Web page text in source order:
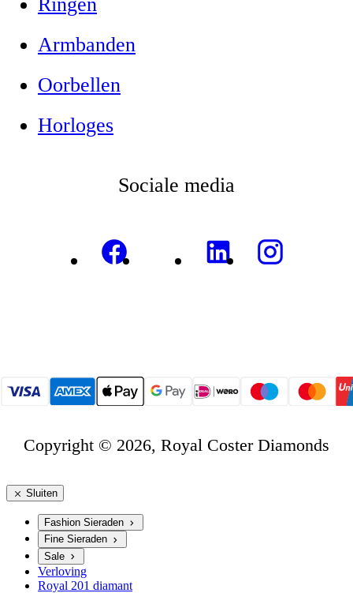
Armbanden
Oorbellen
Horloges
Sociale media
Copyright © 2026, Royal Coster Diamonds
Sluiten
Fashion Sieraden
Fine Sieraden
Sale
Verloving
Royal 201 diamant